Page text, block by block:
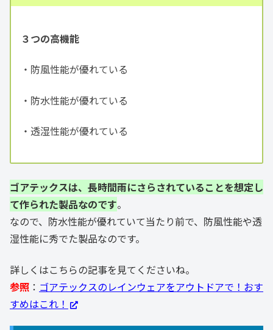
３つの高機能
・防風性能が優れている
・防水性能が優れている
・透湿性能が優れている
ゴアテックスは、長時間雨にさらされていることを想定し
て作られた製品なのです。
なので、防水性能が優れていて当たり前で、防風性能や透
湿性能に秀でた製品なのです。
詳しくはこちらの記事を見てくださいね。
参照 ： ゴアテックスのレインウェアをアウトドアで！おす
すめはこれ！